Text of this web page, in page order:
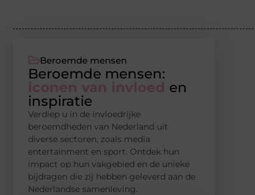
Beroemde mensen
Beroemde mensen:
iconen van invloed en
inspiratie
Verdiep u in de invloedrijke
beroemdheden van Nederland uit
diverse sectoren, zoals media
entertainment en sport. Ontdek hun
impact op hun vakgebied en de unieke
bijdragen die zij hebben geleverd aan de
Nederlandse samenleving.